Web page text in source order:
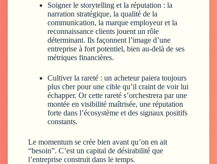
Soigner le storytelling et la réputation : la
narration stratégique, la qualité de la
communication, la marque employeur et la
reconnaissance clients jouent un rôle
déterminant. Ils façonnent l’image d’une
entreprise à fort potentiel, bien au-delà de ses
métriques financières.
Cultiver la rareté : un acheteur paiera toujours
plus cher pour une cible qu’il craint de voir lui
échapper. Or cette rareté s’orchestrera par une
montée en visibilité maîtrisée, une réputation
forte dans l’écosystème et des signaux positifs
constants.
Le momentum se crée bien avant qu’on en ait
“besoin”. C’est un capital de désirabilité que
l’entreprise construit dans le temps.